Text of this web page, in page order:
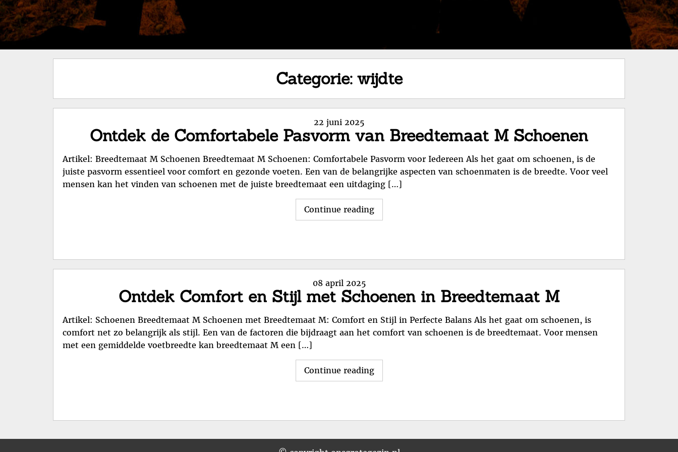
Categorie: wijdte
Posted
on
22 juni 2025
Ontdek de Comfortabele Pasvorm van Breedtemaat M Schoenen
Artikel: Breedtemaat M Schoenen Breedtemaat M Schoenen: Comfortabele Pasvorm voor Iedereen Als het gaat om schoenen, is de
juiste pasvorm essentieel voor comfort en gezonde voeten. Een van de belangrijke aspecten van schoenmaten is de breedte. Voor veel
mensen kan het vinden van schoenen met de juiste breedtemaat een uitdaging […]
Continue reading"Ontdek
de
van
Breedtemaat
Schoenen"
Posted
on
08 april 2025
Ontdek Comfort en Stijl met Schoenen in Breedtemaat M
Artikel: Schoenen Breedtemaat M Schoenen met Breedtemaat M: Comfort en Stijl in Perfecte Balans Als het gaat om schoenen, is
comfort net zo belangrijk als stijl. Een van de factoren die bijdraagt aan het comfort van schoenen is de breedtemaat. Voor mensen
met een gemiddelde voetbreedte kan breedtemaat M een […]
Continue reading"Ontdek
Comfort
met